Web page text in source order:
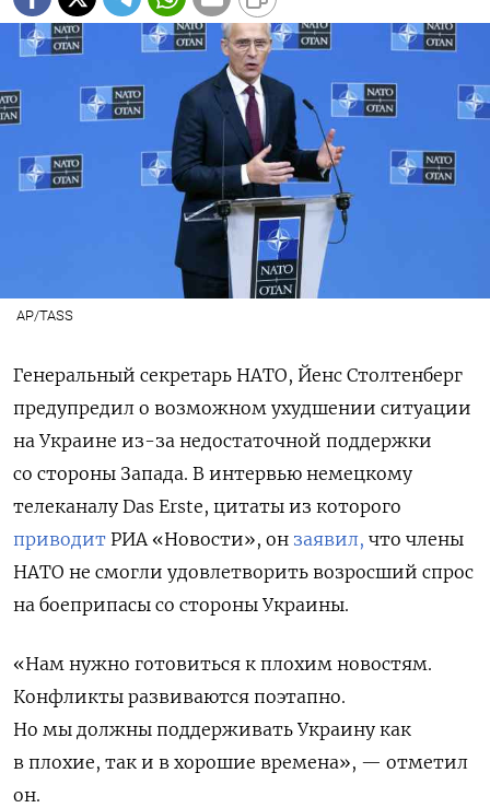
AP/TASS
Генеральный секретарь НАТО, Йенс Столтенберг
предупредил о возможном ухудшении ситуации
на Украине из-за недостаточной поддержки
со стороны Запада. В интервью немецкому
телеканалу Das Erste, цитаты из которого
приводит РИА «Новости», он заявил, что члены
НАТО не смогли удовлетворить возросший спрос
на боеприпасы со стороны Украины.
«Нам нужно готовиться к плохим новостям.
Конфликты развиваются поэтапно.
Но мы должны поддерживать Украину как
в плохие, так и в хорошие времена», — отметил
он.